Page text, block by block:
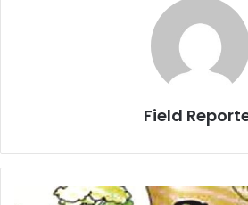
Field